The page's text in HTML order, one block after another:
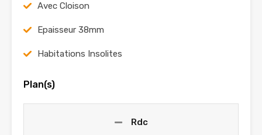
Avec Cloison
Epaisseur 38mm
Habitations Insolites
Plan(s)
Rdc